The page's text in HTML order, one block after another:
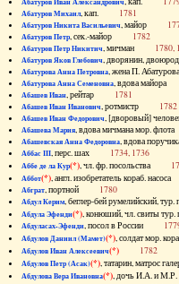
Абатуров Михаил, кап. 1781
Абатуров Никита Васильевич, майор
Абатуров Петр, сек.-майор 1782
Абатуров Петр Никитич, мичман 1780,
Абатуров Яков Глебович, дворянин,
Абатурова Анна Петровна, жена П.
Абатурова Анна Семеновна, вдова
Абашев Иван, рейтар 1781
Абашев Иван Иванович, ротмистр 1782
Абашев Иван Федорович, [дворовый]
Абашева Мария, вдова мичмана мор.
Абашевская Анна Федоровна, вдова
Аббас III, перс. шах 1734, 1736
Аббе де ла Кур(*), чл. фр. посольства
Аббот(*), англ. изобретатель кораб.
Абграт, портной 1780
Абдул Керим, беглер-бей румелийский,
Абдула Эфенди(*), конюший, чл. свиты
Абдуласах-Эфенди, посол в России
Абдулов Даниил (Мамет)(*), солдат мор.
Абдулов Иван Алексеевич(*) 1782
Абдулов Петр (Асак)(*), татарин, матрос
Абдулова Вера Ивановна(*), дочь И.А. и